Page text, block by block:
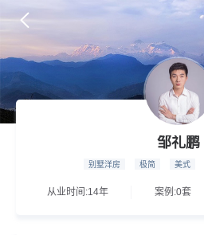
邹礼鹏
别墅洋房 极简 美式
从业时间:14年 案例:0套